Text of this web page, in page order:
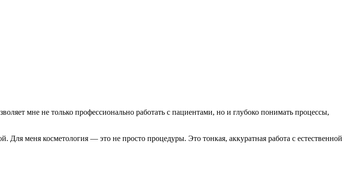
мне не только профессионально работать с пациентами, но и глубоко понимать процессы,
меня косметология — это не просто процедуры. Это тонкая, аккуратная работа с естественной